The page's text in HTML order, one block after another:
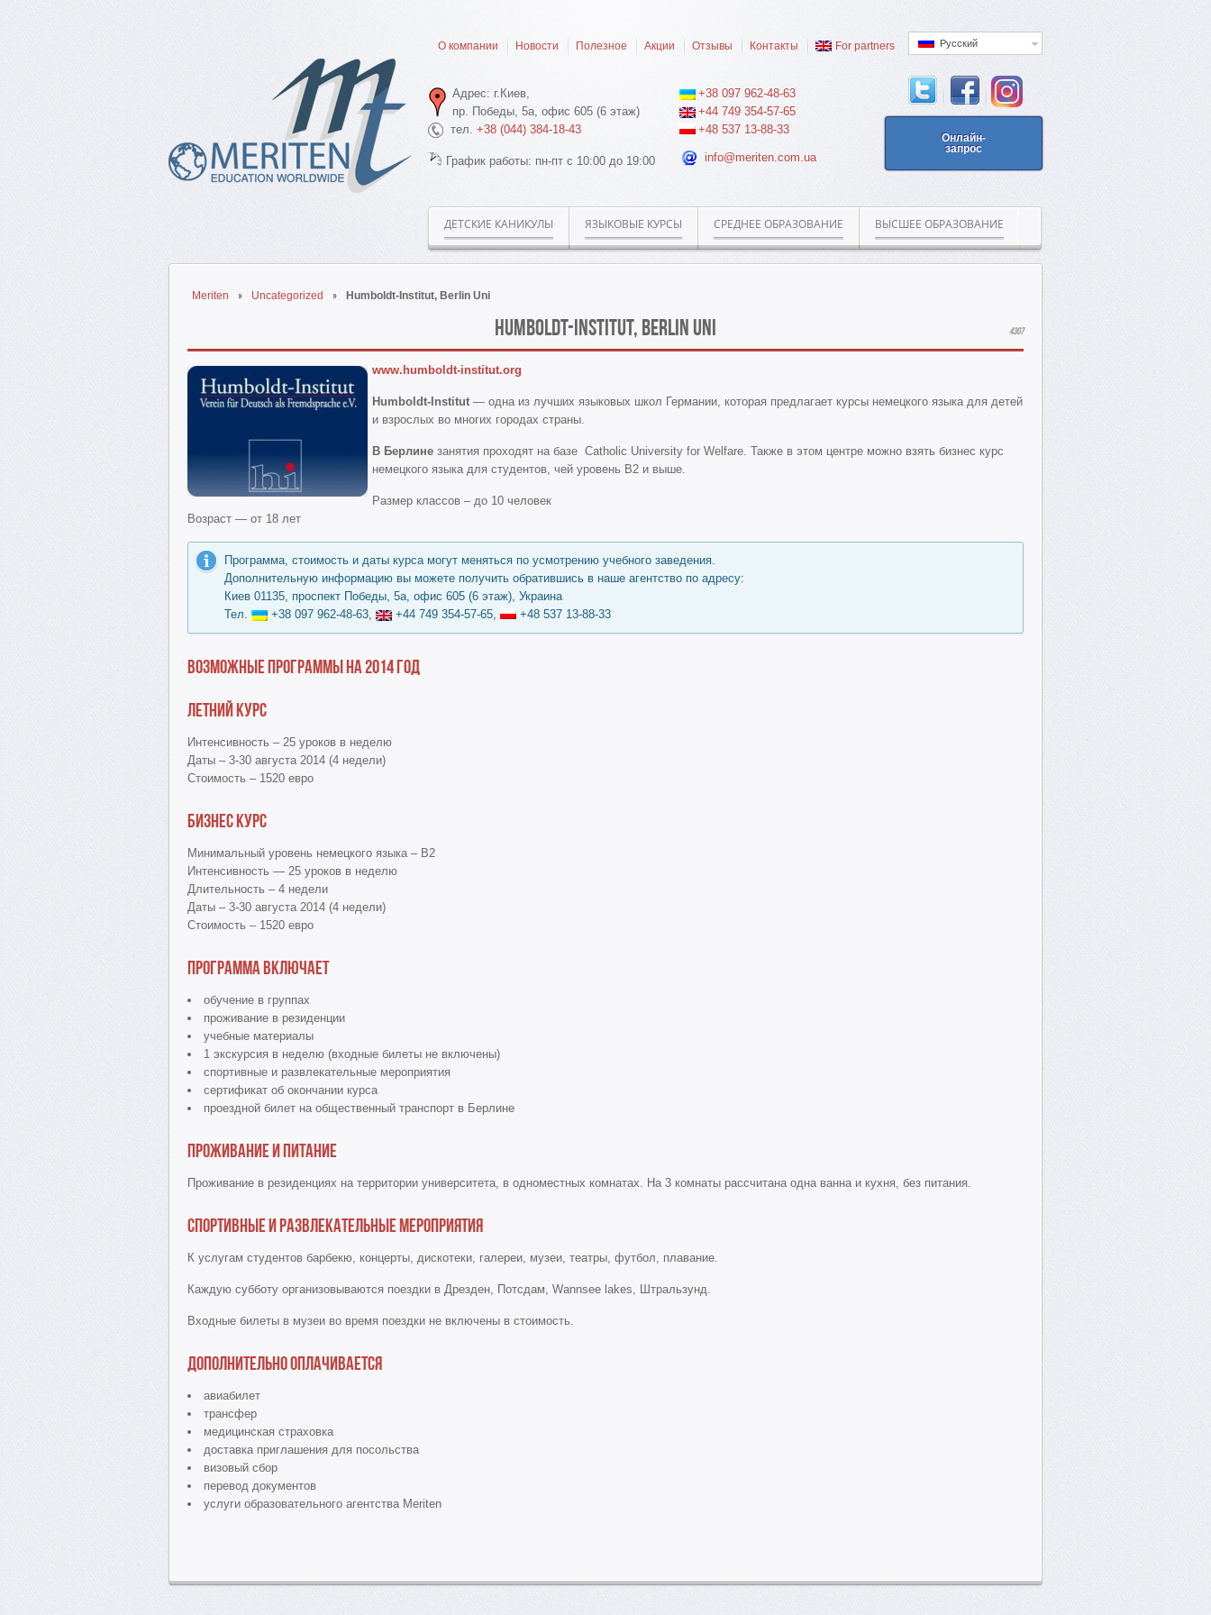
Русский
О компании Новости Полезное Акции Отзывы Контакты For partners
Онлайн-
запрос
+38 097 962-48-63
+44 749 354-57-65
+48 537 13-88-33
info@meriten.com.ua
Адрес: г.Киев,
пр. Победы, 5а, офис 605 (6 этаж)
тел. +38 (044) 384-18-43
График работы: пн-пт с 10:00 до 19:00
ДЕТСКИЕ КАНИКУЛЫ ЯЗЫКОВЫЕ КУРСЫ СРЕДНЕЕ ОБРАЗОВАНИЕ ВЫСШЕЕ ОБРАЗОВАНИЕ
Meriten Uncategorized Humboldt-Institut, Berlin Uni
Humboldt-Institut, Berlin Uni 4307
www.humboldt-institut.org
Humboldt-Institut — одна из лучших языковых школ Германии, которая предлагает курсы немецкого языка для детей
и взрослых во многих городах страны.
В Берлине занятия проходят на базе Catholic University for Welfare. Также в этом центре можно взять бизнес курс
немецкого языка для студентов, чей уровень B2 и выше.
Размер классов – до 10 человек
Возраст — от 18 лет
Программа, стоимость и даты курса могут меняться по усмотрению учебного заведения.
Дополнительную информацию вы можете получить обратившись в наше агентство по адресу:
Киев 01135, проспект Победы, 5а, офис 605 (6 этаж), Украина
Тел.
+38 097 962-48-63, +44 749 354-57-65, +48 537 13-88-33
Возможные программы на 2014 год
Летний курс
Интенсивность – 25 уроков в неделю
Даты – 3-30 августа 2014 (4 недели)
Стоимость – 1520 евро
Бизнес курс
Минимальный уровень немецкого языка – B2
Интенсивность — 25 уроков в неделю
Длительность – 4 недели
Даты – 3-30 августа 2014 (4 недели)
Стоимость – 1520 евро
Программа включает
обучение в группах
проживание в резиденции
учебные материалы
1 экскурсия в неделю (входные билеты не включены)
спортивные и развлекательные мероприятия
сертификат об окончании курса
проездной билет на общественный транспорт в Берлине
Проживание и питание
Проживание в резиденциях на территории университета, в одноместных комнатах. На 3 комнаты рассчитана одна ванна и кухня, без питания.
Спортивные и развлекательные мероприятия
К услугам студентов барбекю, концерты, дискотеки, галереи, музеи, театры, футбол, плавание.
Каждую субботу организовываются поездки в Дрезден, Потсдам, Wannsee lakes, Штральзунд.
Входные билеты в музеи во время поездки не включены в стоимость.
Дополнительно оплачивается
авиабилет
трансфер
медицинская страховка
доставка приглашения для посольства
визовый сбор
перевод документов
услуги образовательного агентства Meriten